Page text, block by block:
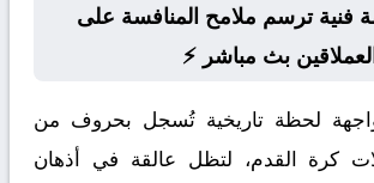
ترسم ملامح المنافسة على
بث مباشر ⚡
لحظة تاريخية تُسجل بحروف من
كرة القدم، لتظل عالقة في أذهان